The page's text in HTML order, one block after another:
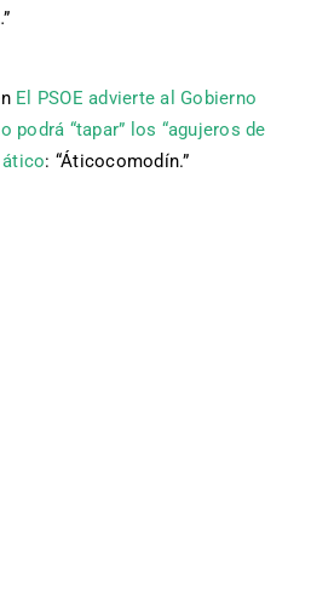
”
El PSOE advierte al Gobierno
podrá “tapar” los “agujeros de
ático: “Áticocomodín.”